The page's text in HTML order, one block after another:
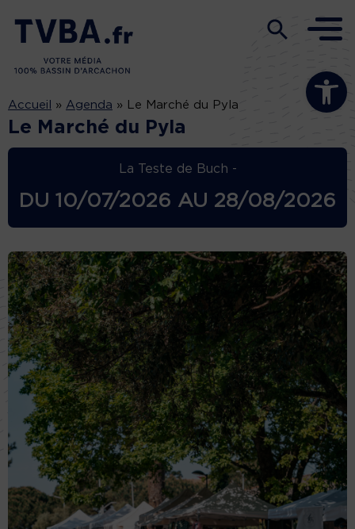
Ouvrir la
Accueil » Agenda » Le Marché du Pyla
Le Marché du Pyla
La Teste de Buch -
DU 10/07/2026 AU 28/08/2026